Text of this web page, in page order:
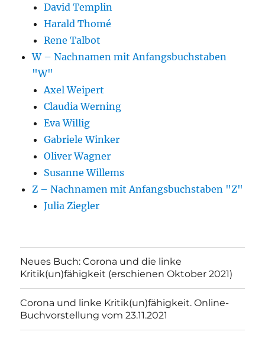
David Templin
Harald Thomé
Rene Talbot
W – Nachnamen mit Anfangsbuchstaben
"W"
Axel Weipert
Claudia Werning
Eva Willig
Gabriele Winker
Oliver Wagner
Susanne Willems
Z – Nachnamen mit Anfangsbuchstaben "Z"
Julia Ziegler
Neues Buch: Corona und die linke
Kritik(un)fähigkeit (erschienen Oktober 2021)
Corona und linke Kritik(un)fähigkeit. Online-
Buchvorstellung vom 23.11.2021